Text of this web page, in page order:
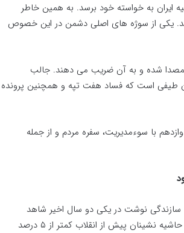
به خواسته خود برسد. به همین خاطر
یکی از سوژه های اصلی دشمن در این خصوص
همصدا شده و به آن ضریب می دهند. جالب
طیفی است که فساد هفت تپه و همچنین پرونده
دولت های یازدهم و دوازدهم با سوءمدیریت، سفره مردم و از جمله
سازندگی نوشت در یکی دو سال اخیر شاهد
افزایش حاشیه‌نشینی هستیم که حتی با قبل هم قابل مقایسه نیست. حاشیه نشینان پیش از انقلاب کمتر از ۵ درصد